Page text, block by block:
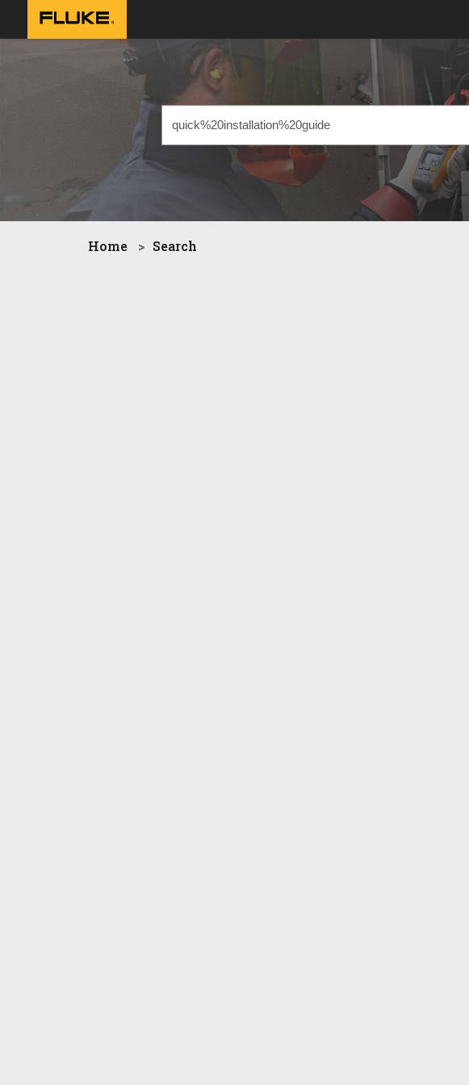
Home Search